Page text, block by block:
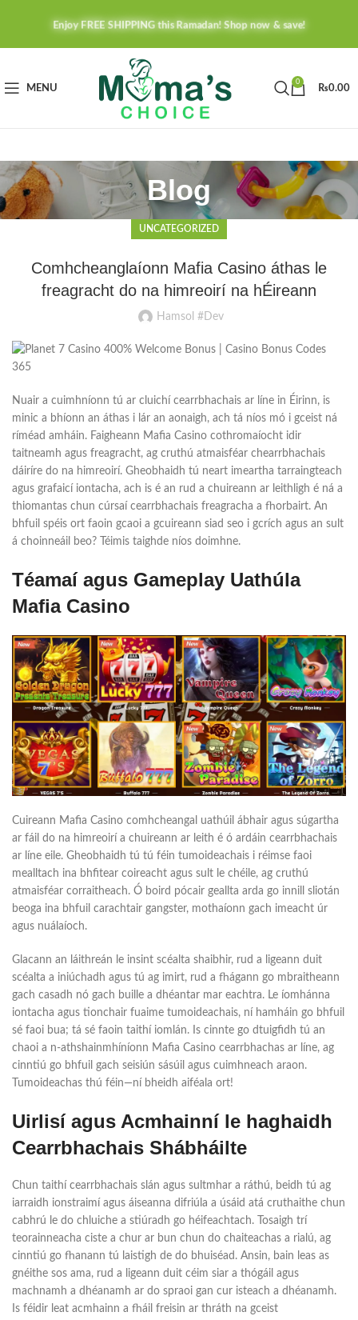
Enjoy FREE SHIPPING this Ramadan! Shop now & save!
MENU
0
₨0.00
Blog
UNCATEGORIZED
Comhcheanglaíonn Mafia Casino áthas le
freagracht do na himreoirí na hÉireann
Hamsol #Dev
Nuair a cuimhníonn tú ar cluichí cearrbhachais ar líne in Éirinn, is
minic a bhíonn an áthas i lár an aonaigh, ach tá níos mó i gceist ná
ríméad amháin. Faigheann Mafia Casino cothromaíocht idir
taitneamh agus freagracht, ag cruthú atmaisféar chearrbhachais
dáiríre do na himreoirí. Gheobhaidh tú neart imeartha tarraingteach
agus grafaicí iontacha, ach is é an rud a chuireann ar leithligh é ná a
thiomantas chun cúrsaí cearrbhachais freagracha a fhorbairt. An
bhfuil spéis ort faoin gcaoi a gcuireann siad seo i gcrích agus an sult
á choinneáil beo? Téimis taighde níos doimhne.
Téamaí agus Gameplay Uathúla
Mafia Casino
Cuireann Mafia Casino comhcheangal uathúil ábhair agus súgartha
ar fáil do na himreoirí a chuireann ar leith é ó ardáin cearrbhachais
ar líne eile. Gheobhaidh tú tú féin tumoideachais i réimse faoi
mealltach ina bhfitear coireacht agus sult le chéile, ag cruthú
atmaisféar corraitheach. Ó boird pócair geallta arda go innill sliotán
beoga ina bhfuil carachtair gangster, mothaíonn gach imeacht úr
agus nuálaíoch.
Glacann an láithreán le insint scéalta shaibhir, rud a ligeann duit
scéalta a iniúchadh agus tú ag imirt, rud a fhágann go mbraitheann
gach casadh nó gach buille a dhéantar mar eachtra. Le íomhánna
iontacha agus tionchair fuaime tumoideachais, ní hamháin go bhfuil
sé faoi bua; tá sé faoin taithí iomlán. Is cinnte go dtuigfidh tú an
chaoi a n-athshainmhíníonn Mafia Casino cearrbhachas ar líne, ag
cinntiú go bhfuil gach seisiún sásúil agus cuimhneach araon.
Tumoideachas thú féin—ní bheidh aiféala ort!
Uirlisí agus Acmhainní le haghaidh
Cearrbhachais Shábháilte
Chun taithí cearrbhachais slán agus sultmhar a ráthú, beidh tú ag
iarraidh ionstraimí agus áiseanna difriúla a úsáid atá cruthaithe chun
cabhrú le do chluiche a stiúradh go héifeachtach. Tosaigh trí
teorainneacha ciste a chur ar bun chun do chaiteachas a rialú, ag
cinntiú go fhanann tú laistigh de do bhuiséad. Ansin, bain leas as
gnéithe sos ama, rud a ligeann duit céim siar a thógáil agus
machnamh a dhéanamh ar do spraoi gan cur isteach a dhéanamh.
Is féidir leat acmhainn a fháil freisin ar thráth na gceist